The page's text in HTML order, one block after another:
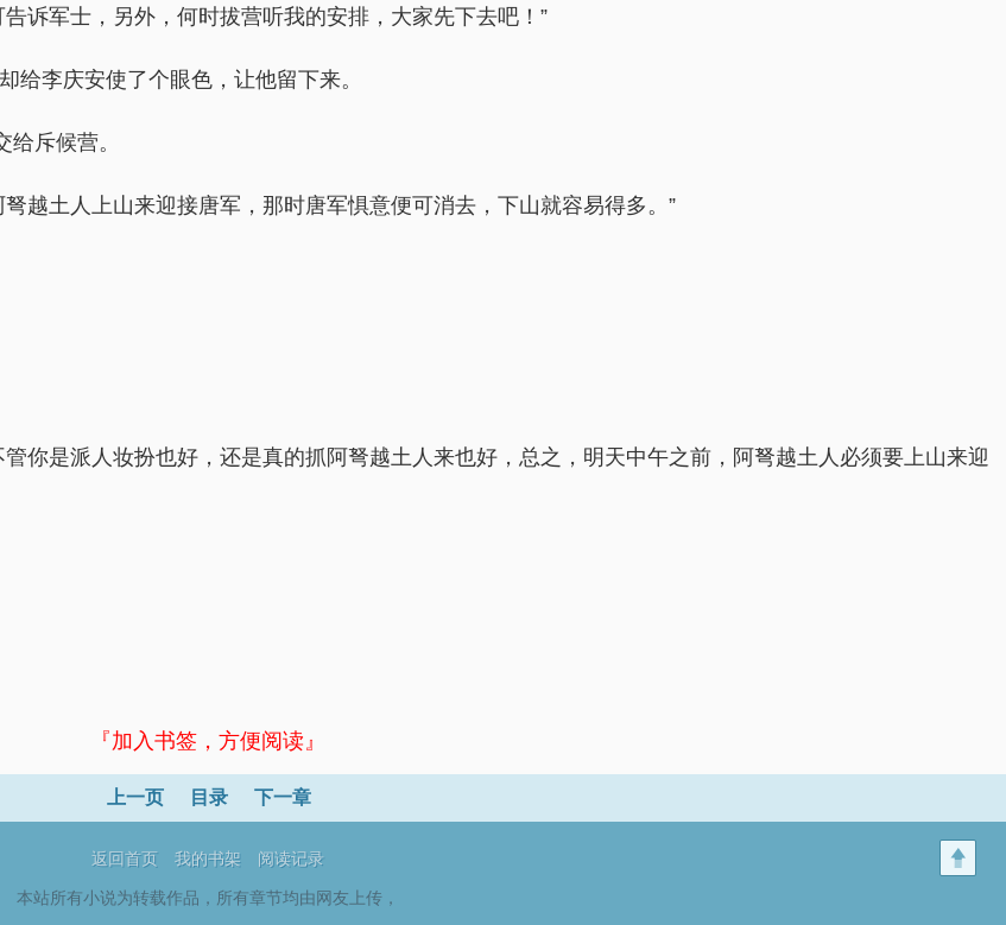
诉军士，另外，何时拔营听我的安排，大家先下去吧！”
给李庆安使了个眼色，让他留下来。
斥候营。
越土人上山来迎接唐军，那时唐军惧意便可消去，下山就容易得多。”
你是派人妆扮也好，还是真的抓阿弩越土人来也好，总之，明天中午之前，阿弩越土人必须要上山来迎
『加入书签，方便阅读』
上一页 目录 下一章
返回首页 我的书架 阅读记录
本站所有小说为转载作品，所有章节均由网友上传，